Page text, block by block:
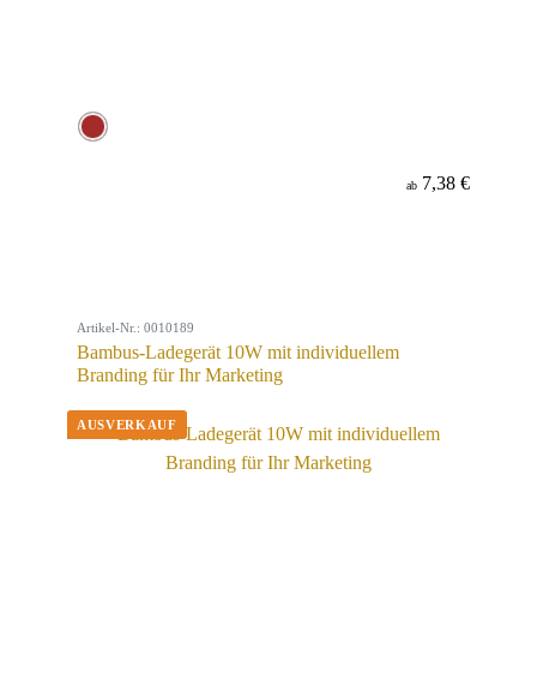
ab 7,38 €
Artikel-Nr.: 0010189
Bambus-Ladegerät 10W mit individuellem
Branding für Ihr Marketing